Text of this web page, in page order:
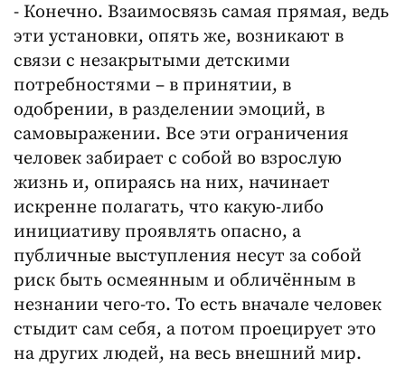
- Конечно. Взаимосвязь самая прямая, ведь
эти установки, опять же, возникают в
связи с незакрытыми детскими
потребностями – в принятии, в
одобрении, в разделении эмоций, в
самовыражении. Все эти ограничения
человек забирает с собой во взрослую
жизнь и, опираясь на них, начинает
искренне полагать, что какую-либо
инициативу проявлять опасно, а
публичные выступления несут за собой
риск быть осмеянным и обличённым в
незнании чего-то. То есть вначале человек
стыдит сам себя, а потом проецирует это
на других людей, на весь внешний мир.